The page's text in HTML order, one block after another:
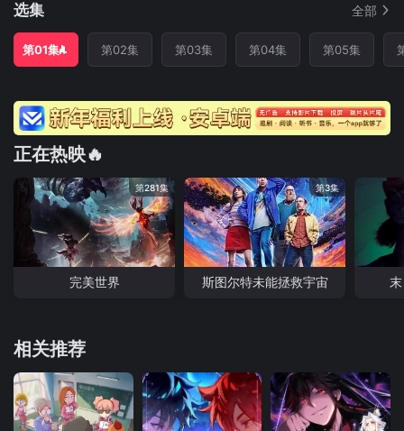
选集 全部
第01集 第02集 第03集 第04集 第05集
正在热映🔥
第281集
完美世界
第3集
斯图尔特未能拯救宇宙
相关推荐